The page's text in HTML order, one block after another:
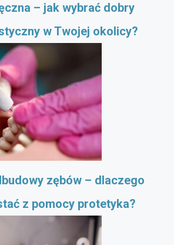
– jak wybrać dobry
w Twojej okolicy?
zębów – dlaczego
z pomocy protetyka?